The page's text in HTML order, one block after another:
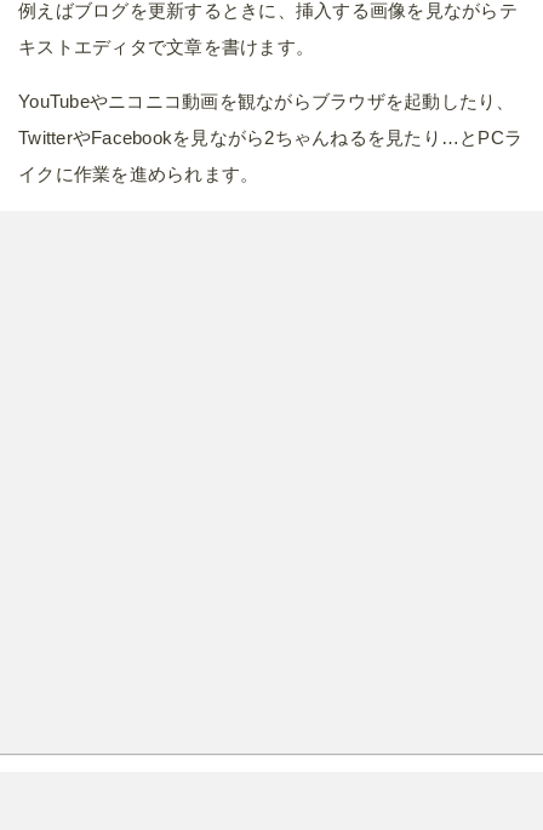
例えばブログを更新するときに、挿入する画像を見ながらテ
キストエディタで文章を書けます。
YouTubeやニコニコ動画を観ながらブラウザを起動したり、
TwitterやFacebookを見ながら2ちゃんねるを見たり…とPCラ
イクに作業を進められます。